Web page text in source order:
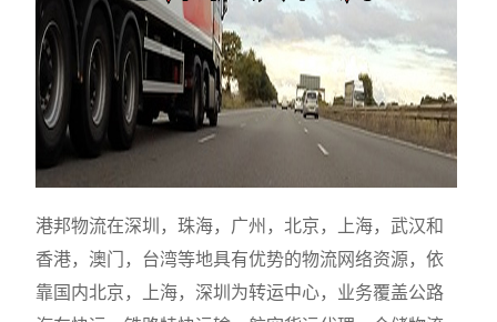
港邦物流在深圳，珠海，广州，北京，上海，武汉和
香港，澳门，台湾等地具有优势的物流网络资源，依
靠国内北京，上海，深圳为转运中心，业务覆盖公路